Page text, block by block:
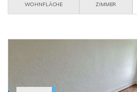
WOHNFLÄCHE
ZIMMER